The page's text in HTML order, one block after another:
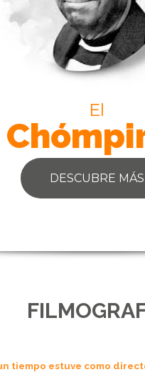
MÁS
tiempo estuve como